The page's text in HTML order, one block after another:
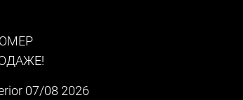
07/08 2026